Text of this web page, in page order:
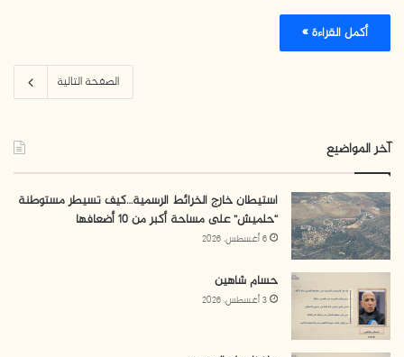
أكمل القراءة »
الصفحة التالية
آخر المواضيع
استيطان خارج الخرائط الرسمية…كيف تسيطر مستوطنة
“حلميش” على مساحة أكبر من 10 أضعافها
6 أغسطس، 2026
حسام شاهين
3 أغسطس، 2026